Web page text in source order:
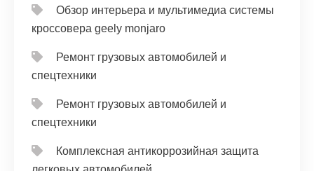
Обзор интерьера и мультимедиа системы
кроссовера geely monjaro
Ремонт грузовых автомобилей и
спецтехники
Ремонт грузовых автомобилей и
спецтехники
Комплексная антикоррозийная защита